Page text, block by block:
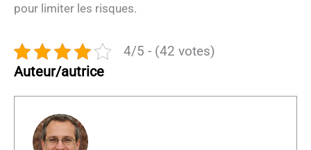
pour limiter les risques.
4/5 - (42 votes)
Auteur/autrice